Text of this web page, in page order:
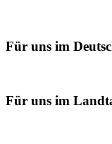
Für uns im
Für uns im